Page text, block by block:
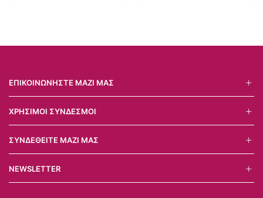
ΕΠΙΚΟΙΝΩΝΉΣΤΕ ΜΑΖΊ ΜΑΣ
ΧΡΉΣΙΜΟΙ ΣΎΝΔΕΣΜΟΙ
ΣΥΝΔΕΘΕΊΤΕ ΜΑΖΊ ΜΑΣ
NEWSLETTER